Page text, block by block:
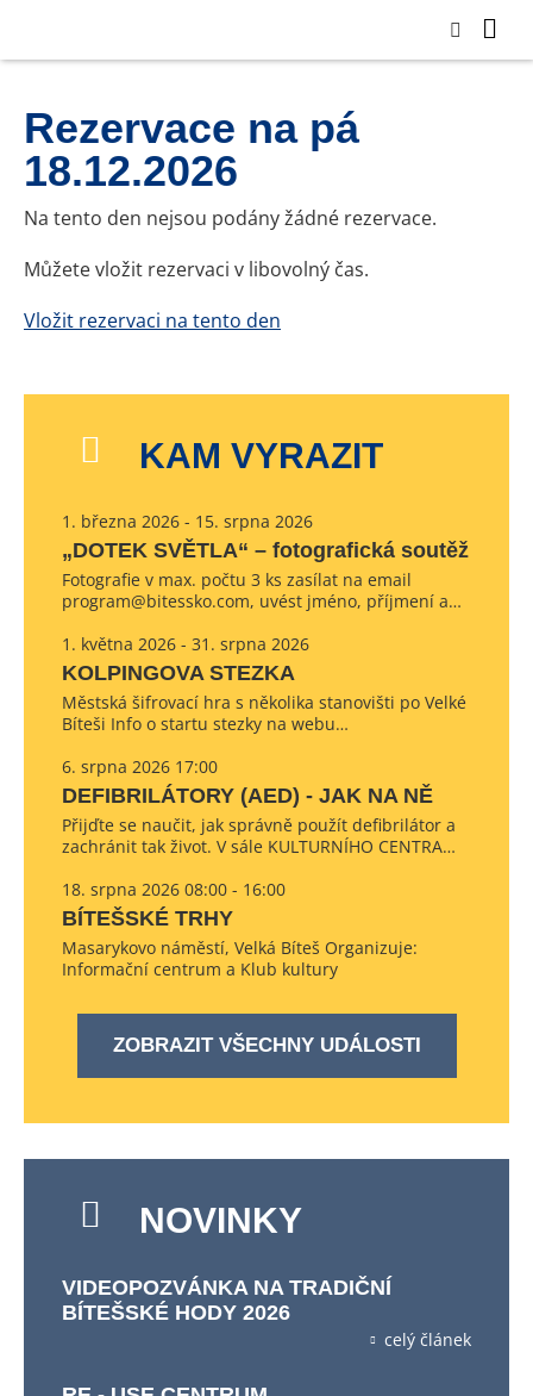
Rezervace na pá
18.12.2026
Na tento den nejsou podány žádné rezervace.
Můžete vložit rezervaci v libovolný čas.
Vložit rezervaci na tento den
KAM VYRAZIT
1. března 2026 - 15. srpna 2026
„DOTEK SVĚTLA“ – fotografická soutěž
Fotografie v max. počtu 3 ks zasílat na email
program@bitessko.com, uvést jméno, příjmení a…
1. května 2026 - 31. srpna 2026
KOLPINGOVA STEZKA
Městská šifrovací hra s několika stanovišti po Velké
Bíteši Info o startu stezky na webu…
6. srpna 2026 17:00
DEFIBRILÁTORY (AED) - JAK NA NĚ
Přijďte se naučit, jak správně použít defibrilátor a
zachránit tak život. V sále KULTURNÍHO CENTRA…
18. srpna 2026 08:00 - 16:00
BÍTEŠSKÉ TRHY
Masarykovo náměstí, Velká Bíteš Organizuje:
Informační centrum a Klub kultury
ZOBRAZIT VŠECHNY UDÁLOSTI
NOVINKY
VIDEOPOZVÁNKA NA TRADIČNÍ
BÍTEŠSKÉ HODY 2026
celý článek